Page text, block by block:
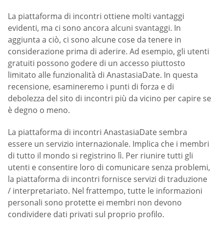
La piattaforma di incontri ottiene molti vantaggi
evidenti, ma ci sono ancora alcuni svantaggi. In
aggiunta a ciò, ci sono alcune cose da tenere in
considerazione prima di aderire. Ad esempio, gli utenti
gratuiti possono godere di un accesso piuttosto
limitato alle funzionalità di AnastasiaDate. In questa
recensione, esamineremo i punti di forza e di
debolezza del sito di incontri più da vicino per capire se
è degno o meno.
La piattaforma di incontri AnastasiaDate sembra
essere un servizio internazionale. Implica che i membri
di tutto il mondo si registrino lì. Per riunire tutti gli
utenti e consentire loro di comunicare senza problemi,
la piattaforma di incontri fornisce servizi di traduzione
/ interpretariato. Nel frattempo, tutte le informazioni
personali sono protette ei membri non devono
condividere dati privati sul proprio profilo.